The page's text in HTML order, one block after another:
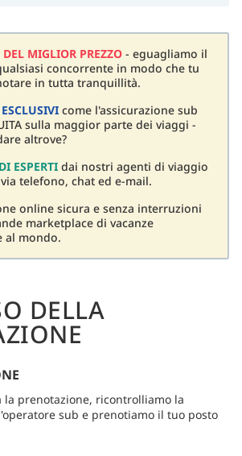
MIGLIOR PREZZO - eguagliamo il
concorrente in modo che tu
in tutta tranquillità.
come l'assicurazione sub
sulla maggior parte dei viaggi -
altrove?
ESPERTI dai nostri agenti di viaggio
telefono, chat ed e-mail.
online sicura e senza interruzioni
marketplace di vacanze
al mondo.
DELLA
la prenotazione, ricontrolliamo la
sub e prenotiamo il tuo posto